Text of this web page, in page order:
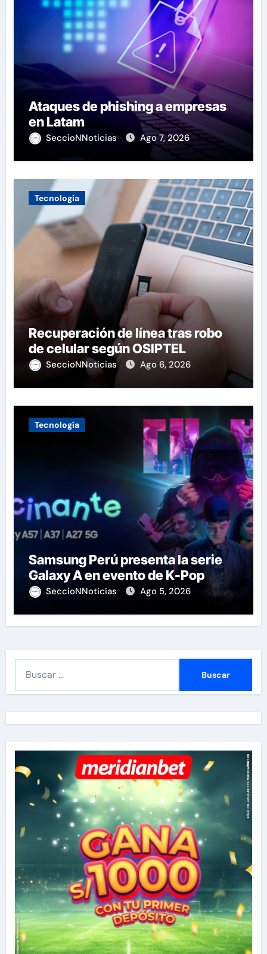
Ataques de phishing a empresas
en Latam
SeccioNNoticias Ago 7, 2026
Tecnología
Recuperación de línea tras robo
de celular según OSIPTEL
SeccioNNoticias Ago 6, 2026
Tecnología
Samsung Perú presenta la serie
Galaxy A en evento de K-Pop
SeccioNNoticias Ago 5, 2026
r
: